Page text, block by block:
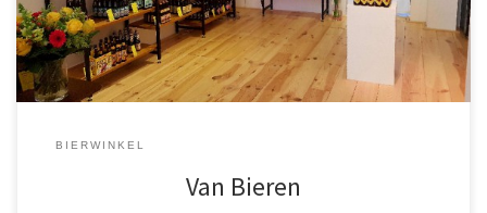
BIERWINKEL
Van Bieren